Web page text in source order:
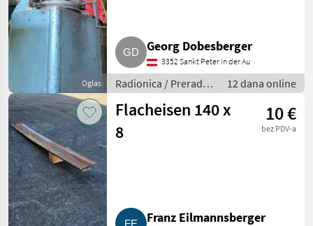
Oglas
Georg Dobesberger
3352 Sankt Peter in der Au
Radionica / Prerada
metala
12 dana online
Flacheisen 140 x
8
10 €
bez PDV-a
Franz Eilmannsberger